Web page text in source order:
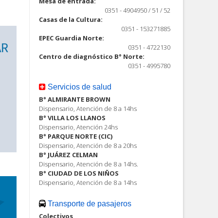
0351 - 4904950 / 51 / 52
Casas de la Cultura:
0351 - 153271885
EPEC Guardia Norte:
0351 - 4722130
Centro de diagnóstico B° Norte:
0351 - 4995780
Servicios de salud
B° ALMIRANTE BROWN
Dispensario, Atención de 8 a 14hs
B° VILLA LOS LLANOS
Dispensario, Atención 24hs
B° PARQUE NORTE (CIC)
Dispensario, Atención de 8 a 20hs
B° JUÁREZ CELMAN
Dispensario, Atención de 8 a 14hs.
B° CIUDAD DE LOS NIÑOS
Dispensario, Atención de 8 a 14hs
Transporte de pasajeros
Colectivos